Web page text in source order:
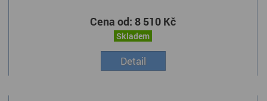
Cena od: 8 510 Kč
Skladem
Detail